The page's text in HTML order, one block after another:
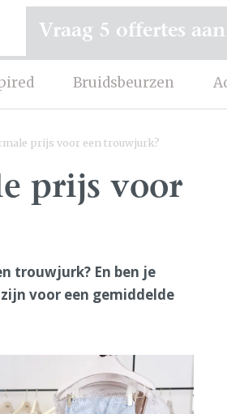
Bruidsbeurzen
Vraag 5 offertes
prijs voor een trouwjurk?
prijs voor
trouwjurk? En ben je
voor een gemiddelde